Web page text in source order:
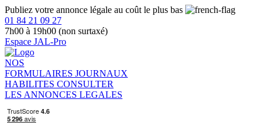
Publiez votre annonce légale au coût le plus bas
01 84 21 09 27
7h00 à 19h00 (non surtaxé)
Espace JAL-Pro
NOS
FORMULAIRES JOURNAUX
HABILITES CONSULTER
LES ANNONCES LEGALES